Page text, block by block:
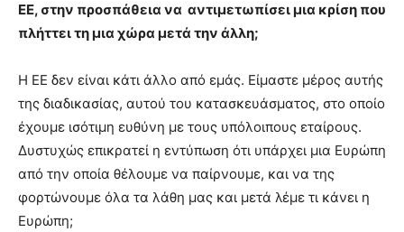
ΕΕ, στην προσπάθεια να αντιμετωπίσει μια κρίση που
πλήττει τη μια χώρα μετά την άλλη;
Η ΕΕ δεν είναι κάτι άλλο από εμάς. Είμαστε μέρος αυτής
της διαδικασίας, αυτού του κατασκευάσματος, στο οποίο
έχουμε ισότιμη ευθύνη με τους υπόλοιπους εταίρους.
Δυστυχώς επικρατεί η εντύπωση ότι υπάρχει μια Ευρώπη
από την οποία θέλουμε να παίρνουμε, και να της
φορτώνουμε όλα τα λάθη μας και μετά λέμε τι κάνει η
Ευρώπη;